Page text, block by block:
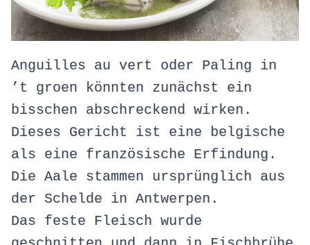
Anguilles au vert oder Paling in
’t groen könnten zunächst ein
bisschen abschreckend wirken.
Dieses Gericht ist eine belgische
als eine französische Erfindung.
Die Aale stammen ursprünglich aus
der Schelde in Antwerpen.
Das feste Fleisch wurde